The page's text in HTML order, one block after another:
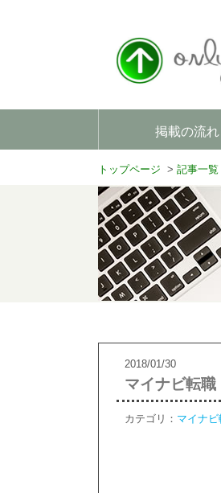
掲載の流れ
トップページ 記事一覧
2018/01/30
マイナビ転
カテゴリ： マイナビ